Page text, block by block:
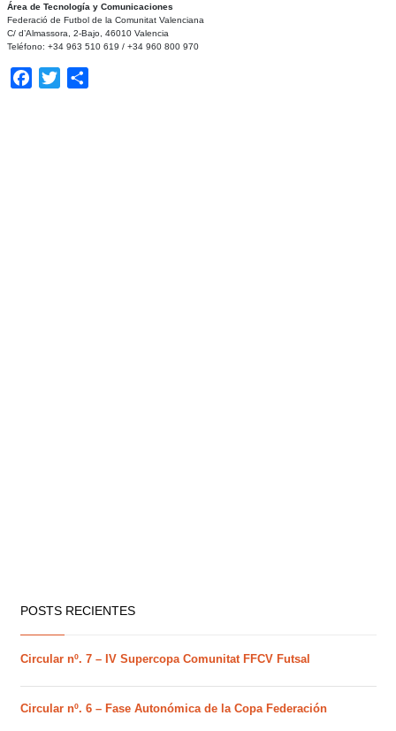
Área de Tecnología y Comunicaciones
Federació de Futbol de la Comunitat Valenciana
C/ d’Almassora, 2-Bajo, 46010 Valencia
Teléfono: +34 963 510 619 / +34 960 800 970
Facebook
Twitter
POSTS RECIENTES
Circular nº. 7 – IV Supercopa Comunitat FFCV Futsal
Circular nº. 6 – Fase Autonómica de la Copa Federación